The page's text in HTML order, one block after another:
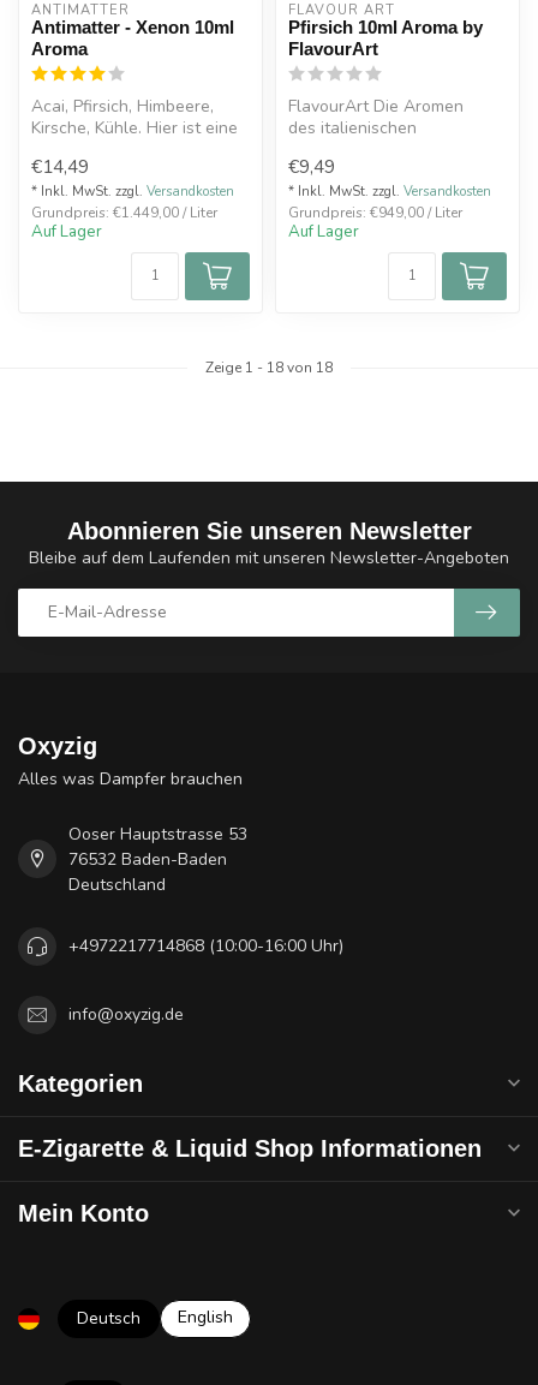
ANTIMATTER
Antimatter - Xenon 10ml
Aroma
Acai, Pfirsich, Himbeere,
Kirsche, Kühle. Hier ist eine
gara...
€14,49
* Inkl. MwSt. zzgl. Versandkosten
Grundpreis: €1.449,00 / Liter
Auf Lager
FLAVOUR ART
Pfirsich 10ml Aroma by
FlavourArt
FlavourArt Die Aromen
des italienischen
Art werden ko...
€9,49
* Inkl. MwSt. zzgl. Versandkosten
Grundpreis: €949,00 / Liter
Auf Lager
Zeige 1 - 18von 18
Abonnieren Sie unseren Newsletter
Bleibe auf dem Laufenden mit unseren Newsletter-Angeboten
Oxyzig
Alles was Dampfer brauchen
Ooser Hauptstrasse 53
76532 Baden-Baden
Deutschland
+4972217714868 (10:00-16:00 Uhr)
info@oxyzig.de
Kategorien
E-Zigarette & Liquid Shop Informationen
Mein Konto
Deutsch English